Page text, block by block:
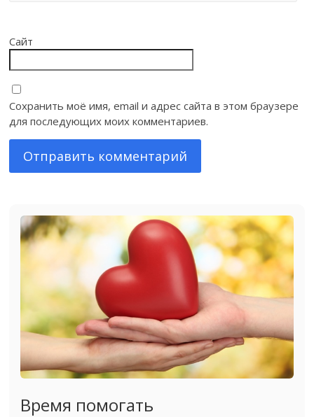
Сайт
Сохранить моё имя, email и адрес сайта в этом браузере
для последующих моих комментариев.
Время помогать